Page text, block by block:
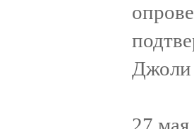
Джоли